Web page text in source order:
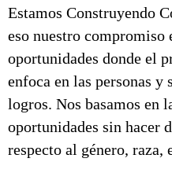
Estamos Construyendo
eso nuestro compromiso
oportunidades donde el
enfoca en las personas y
logros. Nos basamos en
oportunidades sin hacer
respecto al género, raza,